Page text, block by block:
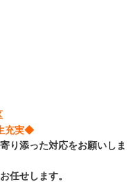
充実◆
り添った対応をお願いしま
任せします。